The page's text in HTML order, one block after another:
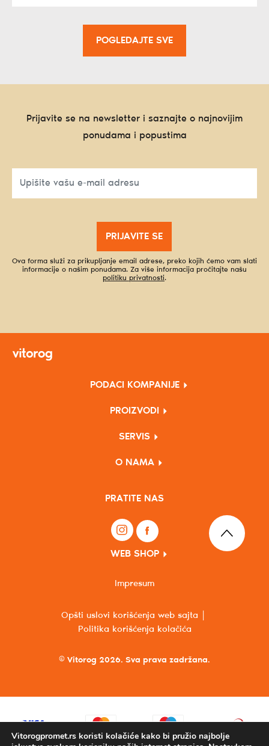
POGLEDAJTE SVE
Prijavite se na newsletter i saznajte o najnovijim
ponudama i popustima
PRIJAVITE SE
Ova forma služi za prikupljanje email adrese, preko kojih ćemo vam slati
informacije o našim ponudama. Za više informacija pročitajte našu
politiku privatnosti.
PODACI KOMPANIJE
PROIZVODI
SERVIS
O NAMA
PRATITE NAS
WEB SHOP
© Vitorog 2026. Sva prava zadržana.
Opšti uslovi korišćenja web sajta
Politika korišćenja kolačića
Impresum
Vitorogpromet.rs koristi kolačiće kako bi pružio najbolje